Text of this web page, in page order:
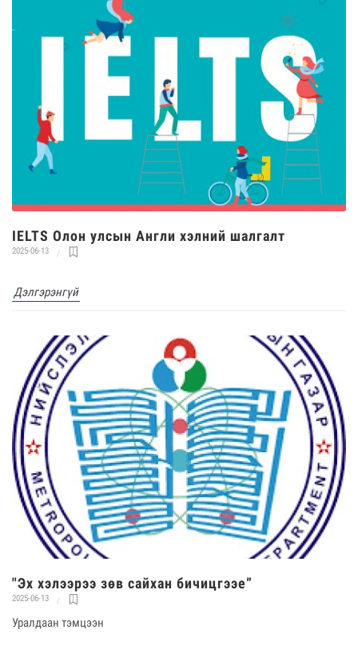
IELTS Олон улсын Англи хэлний шалгалт
2025-06-13
Дэлгэрэнгүй
"Эх хэлээрээ зөв сайхан бичицгээе”
2025-06-13
Уралдаан тэмцээн